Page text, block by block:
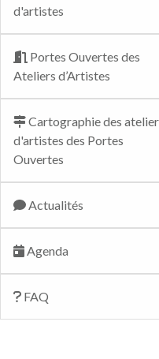
d'artistes
Portes Ouvertes des
Ateliers d’Artistes
Cartographie des
d'artistes des Portes
Ouvertes
Actualités
Agenda
FAQ